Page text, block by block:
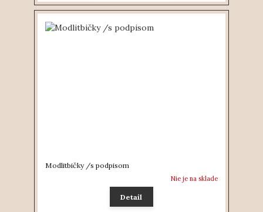
Modlitbičky /s podpisom
Nie je na sklade
Detail